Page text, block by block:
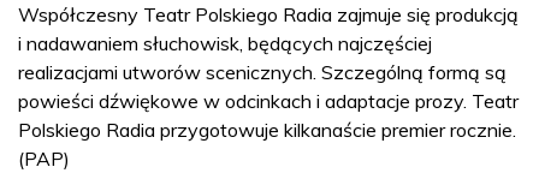
Współczesny Teatr Polskiego Radia zajmuje się produkcją
i nadawaniem słuchowisk, będących najczęściej
realizacjami utworów scenicznych. Szczególną formą są
powieści dźwiękowe w odcinkach i adaptacje prozy. Teatr
Polskiego Radia przygotowuje kilkanaście premier rocznie.
(PAP)